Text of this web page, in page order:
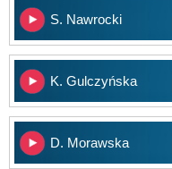
S. Nawrocki
K. Gulczyńska
D. Morawska